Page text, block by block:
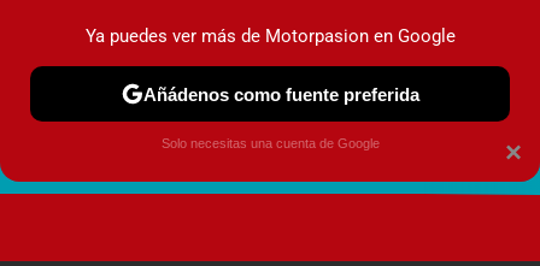
×
Ya puedes ver más de Motorpasion en Google
Añádenos como fuente preferida
Solo necesitas una cuenta de Google